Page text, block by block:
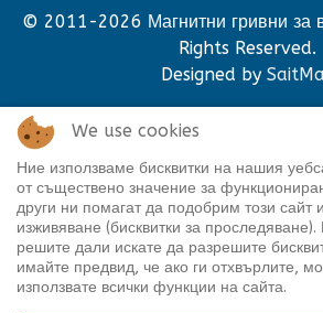
© 2011-2026 Магнитни гривни за
Rights Reserved.
Designed by
Партньорски
www.vivabook.eu |
www.za-teb.net
We use cookies
Ние използваме бисквитки на нашия
от съществено значение за
други ни помагат да подобрим този сайт
изживяване (бисквитки за
решите дали искате да разрешите
имайте предвид, че ако ги отхвърлите,
използвате всички функции на сайта.